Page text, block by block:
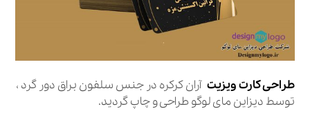
طراحی کارت ویزیت آران کرکره در جنس سلفون براق دور گرد ،
توسط دیزاین مای لوگو طراحی و چاپ گردید.